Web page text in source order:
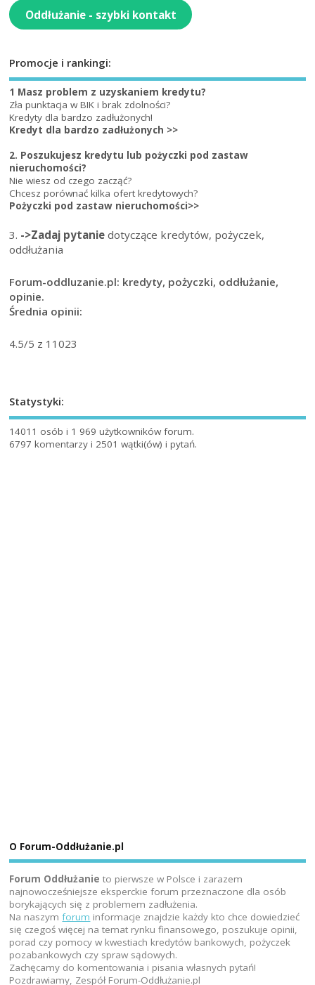
Oddłużanie - szybki kontakt
Promocje i rankingi:
1 Masz problem z uzyskaniem kredytu?
Zła punktacja w BIK i brak zdolności?
Kredyty dla bardzo zadłużonych!
Kredyt dla bardzo zadłużonych >>
2. Poszukujesz kredytu lub pożyczki pod zastaw
nieruchomości?
Nie wiesz od czego zacząć?
Chcesz porównać kilka ofert kredytowych?
Pożyczki pod zastaw nieruchomości>>
3. ->Zadaj pytanie dotyczące kredytów, pożyczek,
oddłużania
Forum-oddluzanie.pl: kredyty, pożyczki, oddłużanie,
opinie.
Średnia opinii:
4.5/5 z 11023
Statystyki:
14011 osób i 1 969 użytkowników forum.
6797 komentarzy i 2501 wątki(ów) i pytań.
O Forum-Oddłużanie.pl
Forum Oddłużanie to pierwsze w Polsce i zarazem
najnowocześniejsze eksperckie forum przeznaczone dla osób
borykających się z problemem zadłużenia.
Na naszymforum informacje znajdzie każdy kto chce dowiedzieć
się czegoś więcej na temat rynku finansowego, poszukuje opinii,
porad czy pomocy w kwestiach kredytów bankowych, pożyczek
pozabankowych czy spraw sądowych.
Zachęcamy do komentowania i pisania własnych pytań!
Pozdrawiamy, Zespół Forum-Oddłużanie.pl